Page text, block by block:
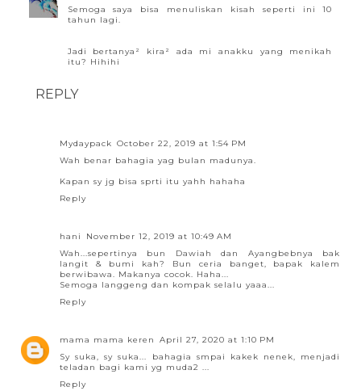
Semoga saya bisa menuliskan kisah seperti ini 10
tahun lagi.
Jadi bertanya² kira² ada mi anakku yang menikah
itu? Hihihi
REPLY
Mydaypack October 22, 2019 at 1:54 PM
Wah benar bahagia yag bulan madunya.
Kapan sy jg bisa sprti itu yahh hahaha
Reply
hani
November 12, 2019 at 10:49 AM
Wah...sepertinya bun Dawiah dan Ayangbebnya bak
langit & bumi kah? Bun ceria banget, bapak kalem
berwibawa. Makanya cocok. Haha...
Semoga langgeng dan kompak selalu yaaa...
Reply
mama mama keren
April 27, 2020 at 1:10 PM
Sy suka, sy suka... bahagia smpai kakek nenek, menjadi
teladan bagi kami yg muda2 ...
Reply